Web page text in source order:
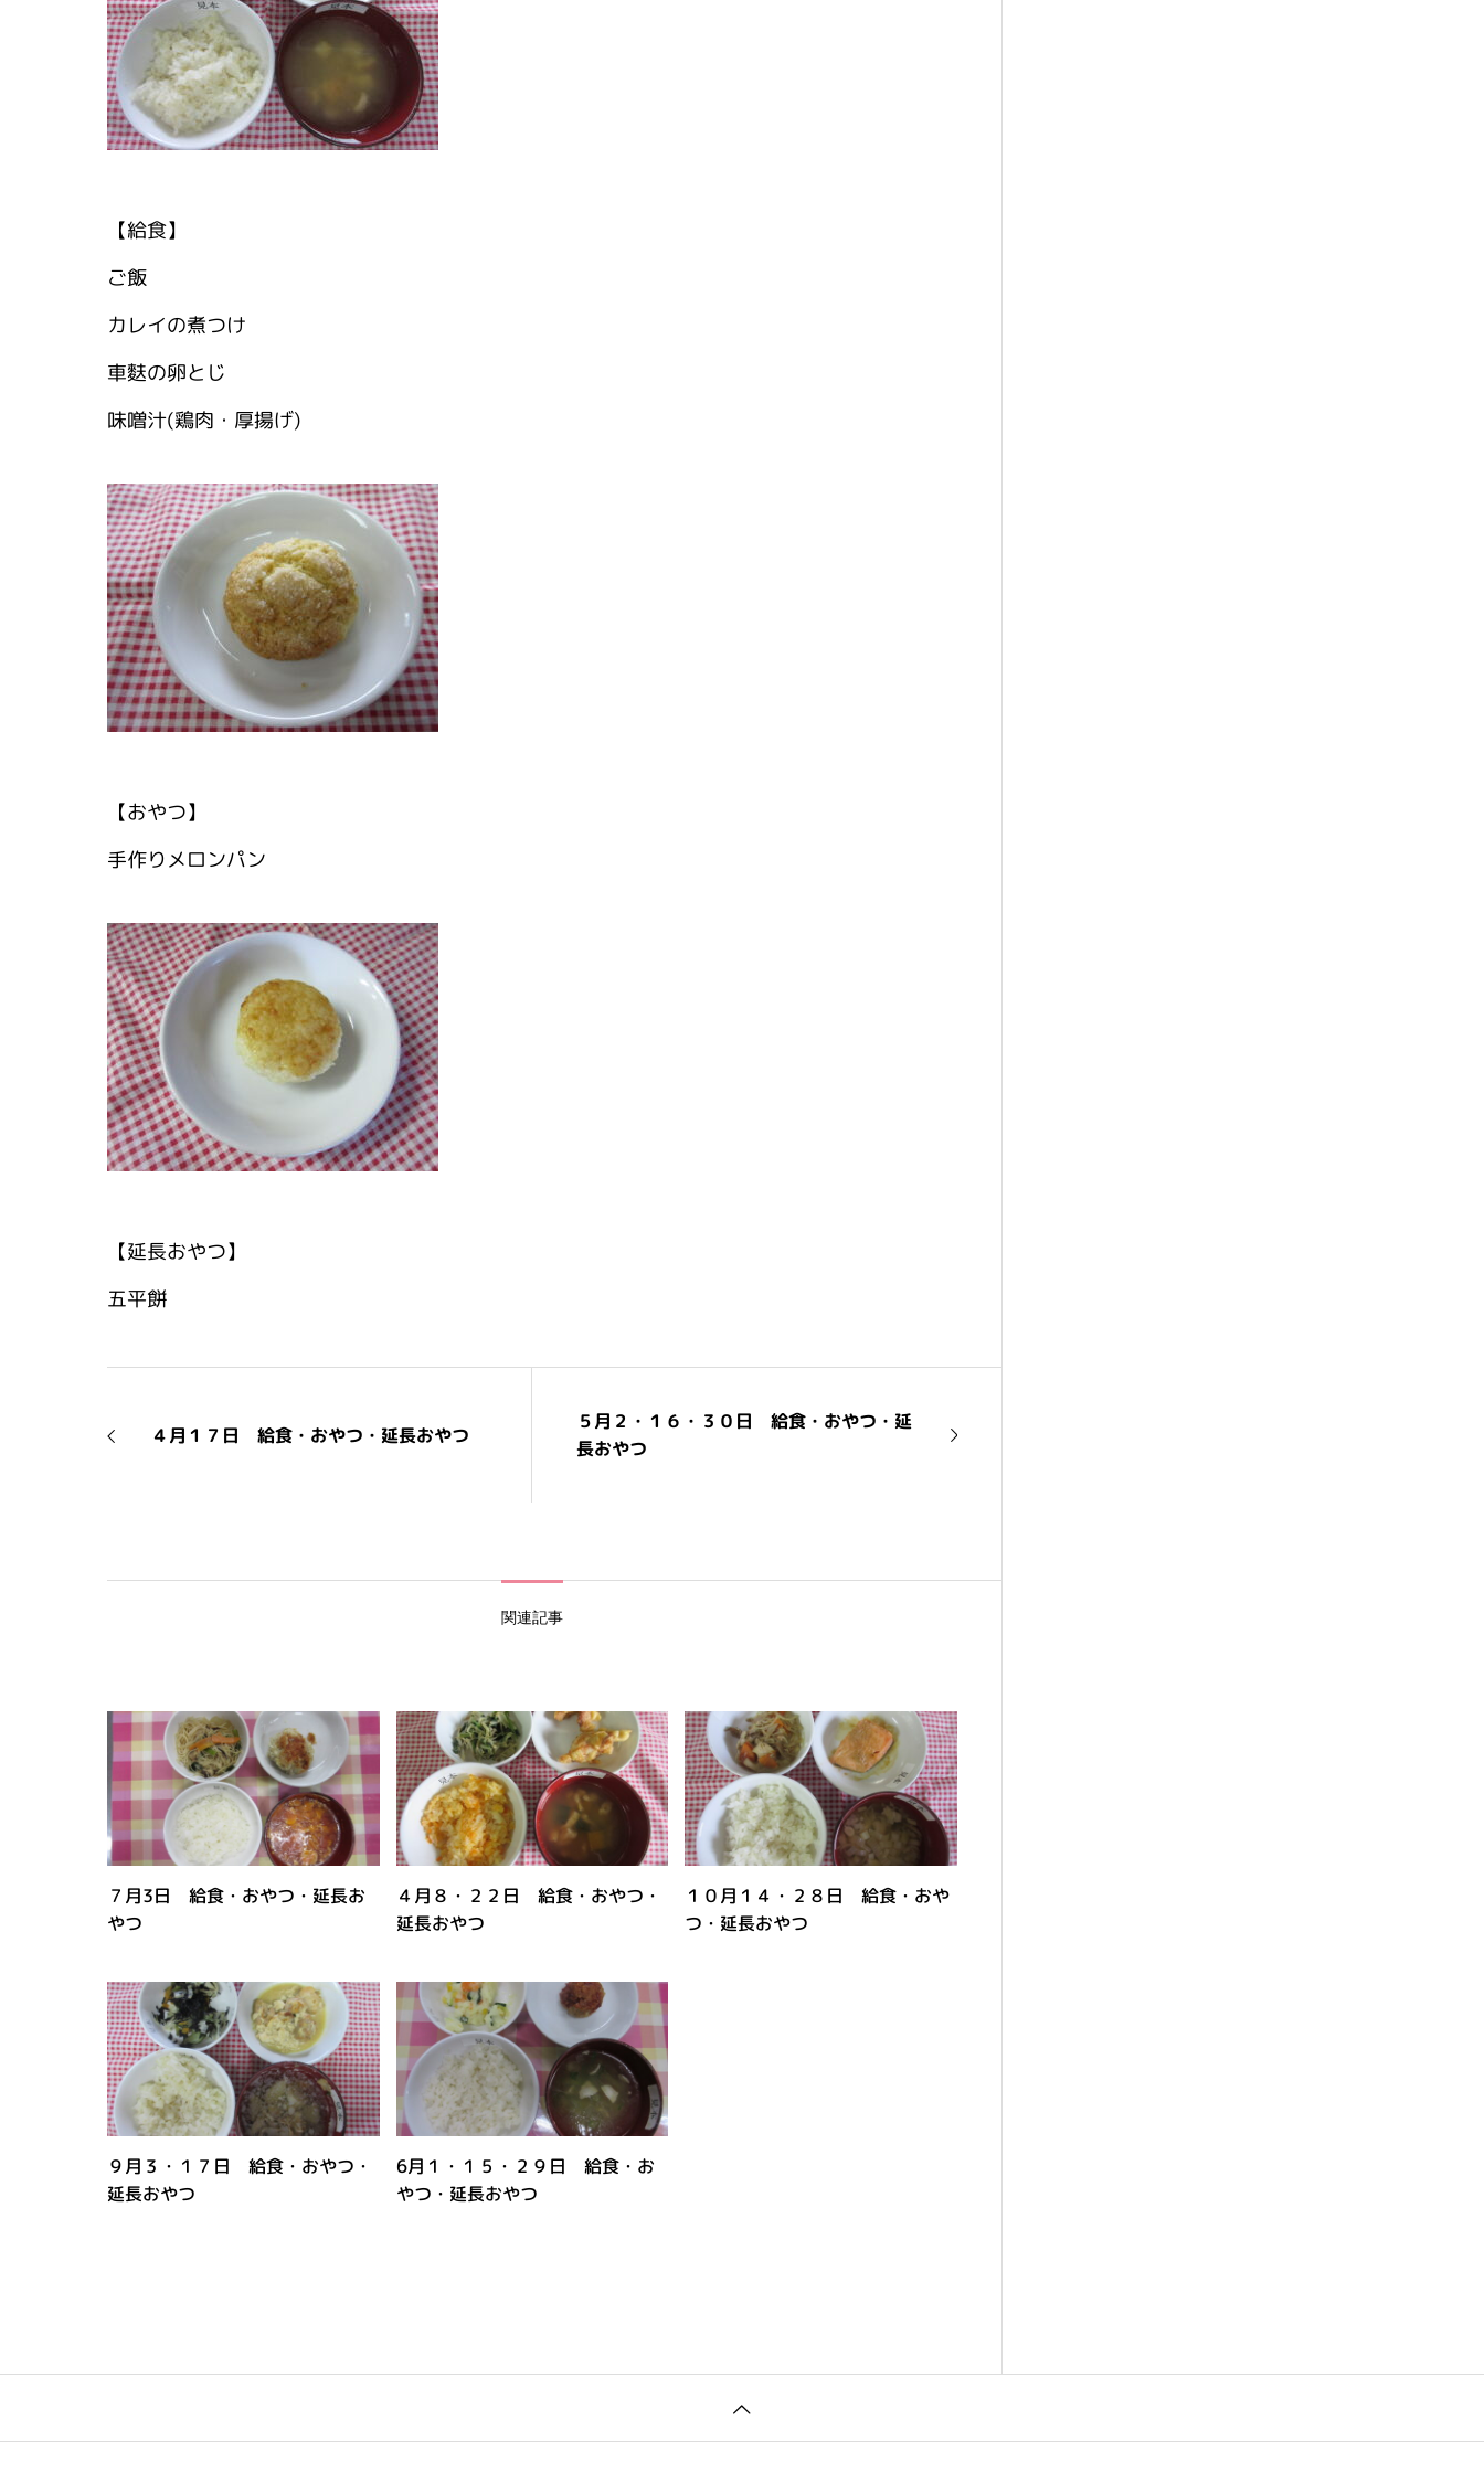
【給食】
ご飯
カレイの煮つけ
車麩の卵とじ
味噌汁(鶏肉・厚揚げ)
【おやつ】
手作りメロンパン
【延長おやつ】
五平餅
４月１７日 給食・おやつ・延長おやつ
５月２・１６・３０日 給食・おやつ・延
長おやつ
関連記事
７月3日 給食・おやつ・延長お
やつ
４月８・２２日 給食・おやつ・
延長おやつ
１０月１４・２８日 給食・おや
つ・延長おやつ
９月３・１７日 給食・おやつ・
延長おやつ
6月１・１５・２９日 給食・お
やつ・延長おやつ